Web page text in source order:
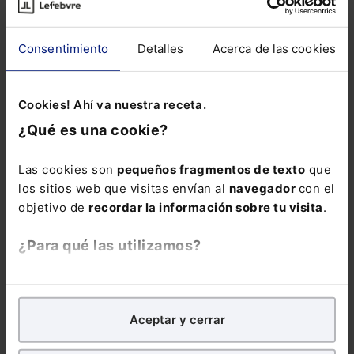
Consentimiento Detalles Acerca de las cookies
Cookies! Ahí va nuestra receta.
¿Qué es una cookie?
Las cookies son pequeños fragmentos de texto que
los sitios web que visitas envían al navegador con el
objetivo de recordar la información sobre tu visita.
¿Para qué las utilizamos?
analíticospara tratar demejorar tu experienciaen
nuestra página web. También con fines publicitarios,
para poder mostrarte publicidad y contenidos de tu
Aceptar y cerrar
Anteproyecto de ley para la transposición
de la Directiva (UE) 2019/1152
El anteproyecto de ley para la transposición de la
Directiva (UE) 2019/1152 del Parlamento Europeo y del
Consejo, de 20 de junio de 2019, que busca establecer
unas condiciones laborales transparentes y previsibles
de Ministros.
06-02-2024